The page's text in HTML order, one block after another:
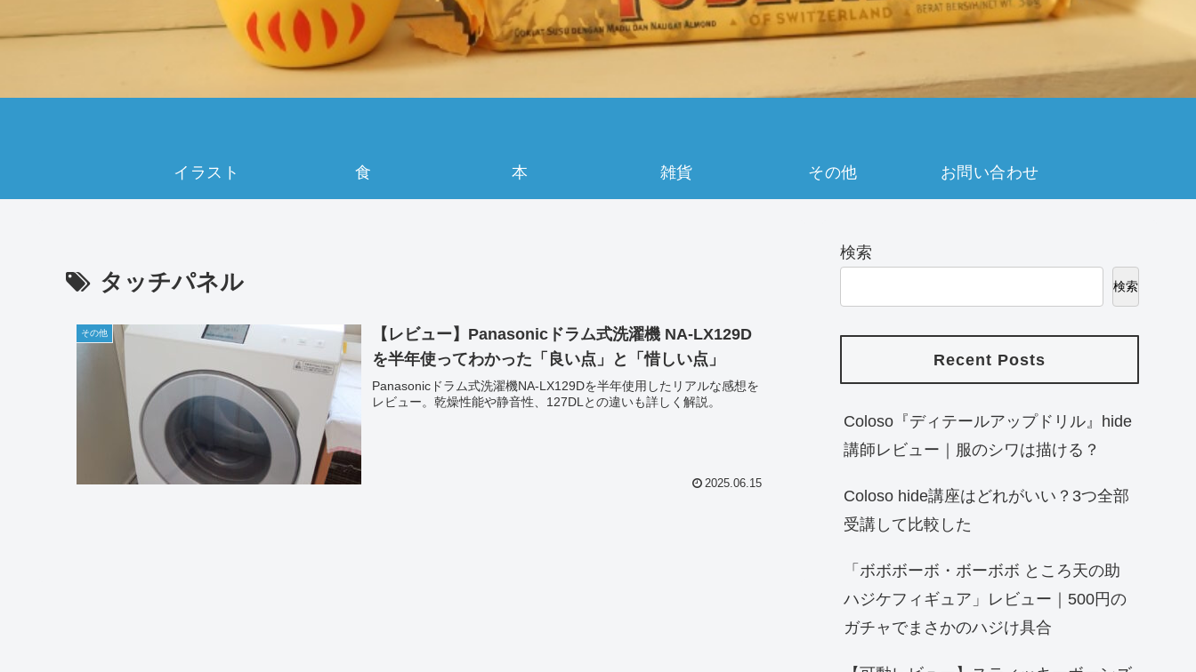
イラスト 食 本 雑貨 その他 お問い合わせ
タッチパネル
その他
【レビュー】Panasonicドラム式洗濯機 NA-LX129D
を半年使ってわかった「良い点」と「惜しい点」
Panasonicドラム式洗濯機NA-LX129Dを半年使用したリアルな感想を
レビュー。乾燥性能や静音性、127DLとの違いも詳しく解説。
2025.06.15
検索
検索
Recent Posts
Coloso『ディテールアップドリル』hide
講師レビュー｜服のシワは描ける？
Coloso hide講座はどれがいい？3つ全部
受講して比較した
「ボボボーボ・ボーボボ ところ天の助
ハジケフィギュア」レビュー｜500円の
ガチャでまさかのハジけ具合